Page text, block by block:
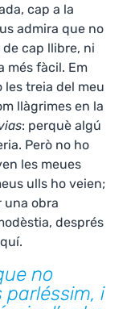
cap a la
admira que no
cap llibre, ni
més fàcil. Em
les treia del meu
llàgrimes en la
: perquè algú
Però no ho
les meues
ulls ho veien;
una obra
després
no
parléssim, i